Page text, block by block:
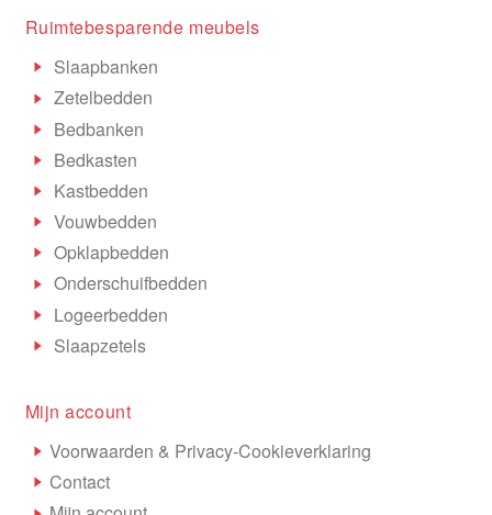
Ruimtebesparende meubels
Slaapbanken
Zetelbedden
Bedbanken
Bedkasten
Kastbedden
Vouwbedden
Opklapbedden
Onderschuifbedden
Logeerbedden
Slaapzetels
Mijn account
Voorwaarden & Privacy-Cookieverklaring
Contact